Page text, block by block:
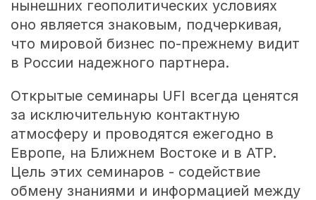
нынешних геополитических условиях
оно является знаковым, подчеркивая,
что мировой бизнес по-прежнему видит
в России надежного партнера.
Открытые семинары UFI всегда ценятся
за исключительную контактную
атмосферу и проводятся ежегодно в
Европе, на Ближнем Востоке и в АТР.
Цель этих семинаров - содействие
обмену знаниями и информацией между